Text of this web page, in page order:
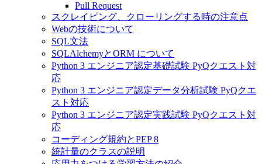
Pull Request
スクレイピング、クローリングする時の注意点
Webの技術について
SQL文法
SQLAlchemyとORM について
Python 3 エンジニア認定基礎試験 PyQクエスト対
応
Python 3 エンジニア認定データ分析試験 PyQクエ
スト対応
Python 3 エンジニア認定実践試験 PyQクエスト対
応
コーディング規約とPEP 8
統計量のクラスの説明